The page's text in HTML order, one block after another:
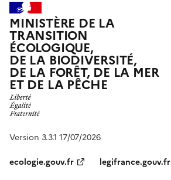
MINISTÈRE DE LA
TRANSITION
ÉCOLOGIQUE,
DE LA BIODIVERSITÉ,
DE LA FORÊT, DE LA MER
ET DE LA PÊCHE
Version 3.3.1 17/07/2026
ecologie.gouv.fr
legifrance.gouv.fr